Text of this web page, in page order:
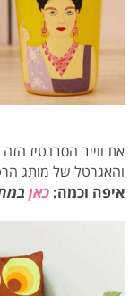
את ווייב הסבנטיז
והאגרטל של מותג
איפה וכמה: כאןבמחיר